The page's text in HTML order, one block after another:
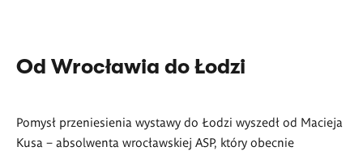
Od Wrocławia do Łodzi
Pomysł przeniesienia wystawy do Łodzi wyszedł od Macieja
Kusa – absolwenta wrocławskiej ASP, który obecnie